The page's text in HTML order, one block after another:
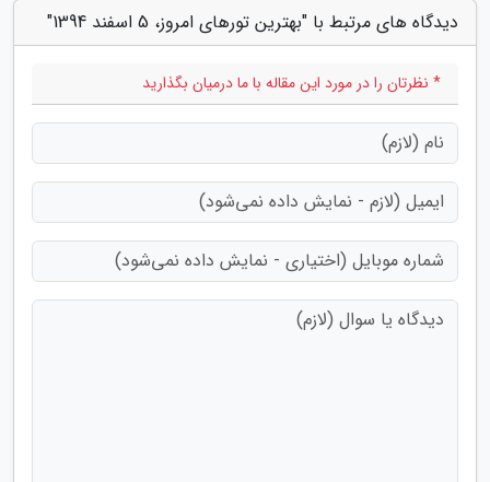
دیدگاه های مرتبط با "بهترین تورهای امروز، 5 اسفند 1394"
* نظرتان را در مورد این مقاله با ما درمیان بگذارید